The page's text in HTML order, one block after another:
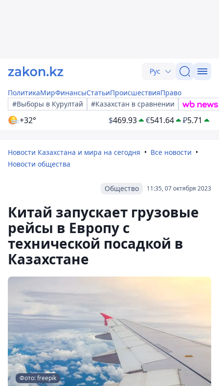
Рус
ПолитикаМирФинансыСтатьиПроисшествияПраво
#Выборы в Курултай
#Казахстан в сравнении
+32° $469.93 €541.64 ₽5.71
Новости Казахстана и мира на сегодня
Все новости
Новости общества
11:35, 07 октября 2023
Общество
Китай запускает грузовые
рейсы в Европу с
технической посадкой в
Казахстане
Фото: freepik